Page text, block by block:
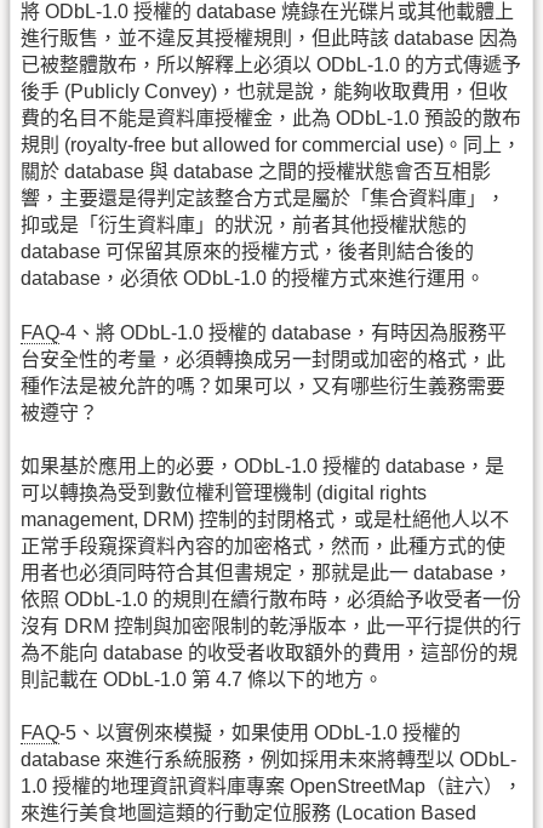
將 ODbL-1.0 授權的 database 燒錄在光碟片或其他載體上
進行販售，並不違反其授權規則，但此時該 database 因為
已被整體散布，所以解釋上必須以 ODbL-1.0 的方式傳遞予
後手 (Publicly Convey)，也就是說，能夠收取費用，但收
費的名目不能是資料庫授權金，此為 ODbL-1.0 預設的散布
規則 (royalty-free but allowed for commercial use)。同上，
關於 database 與 database 之間的授權狀態會否互相影
響，主要還是得判定該整合方式是屬於「集合資料庫」，
抑或是「衍生資料庫」的狀況，前者其他授權狀態的
database 可保留其原來的授權方式，後者則結合後的
database，必須依 ODbL-1.0 的授權方式來進行運用。
FAQ-4、將 ODbL-1.0 授權的 database，有時因為服務平
台安全性的考量，必須轉換成另一封閉或加密的格式，此
種作法是被允許的嗎？如果可以，又有哪些衍生義務需要
被遵守？
如果基於應用上的必要，ODbL-1.0 授權的 database，是
可以轉換為受到數位權利管理機制 (digital rights
management, DRM) 控制的封閉格式，或是杜絕他人以不
正常手段窺探資料內容的加密格式，然而，此種方式的使
用者也必須同時符合其但書規定，那就是此一 database，
依照 ODbL-1.0 的規則在續行散布時，必須給予收受者一份
沒有 DRM 控制與加密限制的乾淨版本，此一平行提供的行
為不能向 database 的收受者收取額外的費用，這部份的規
則記載在 ODbL-1.0 第 4.7 條以下的地方。
FAQ-5、以實例來模擬，如果使用 ODbL-1.0 授權的
database 來進行系統服務，例如採用未來將轉型以 ODbL-
1.0 授權的地理資訊資料庫專案 OpenStreetMap（註六），
來進行美食地圖這類的行動定位服務 (Location Based